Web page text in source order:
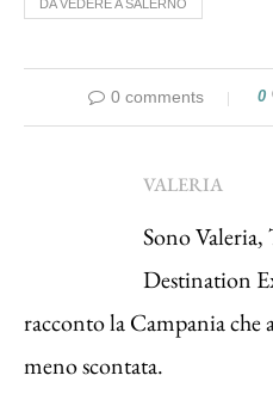
DA VEDERE A SALERNO
0 comments 0
VALERIA
Sono Valeria,
Destination
racconto la Campania
meno scontata.